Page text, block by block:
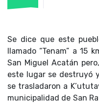
Se dice que este
llamado “Tenam” a 15
San Miguel Acatán
este lugar se destruyó
se trasladaron a
municipalidad de San